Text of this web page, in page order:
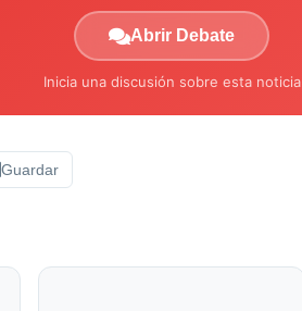
Abrir Debate
Inicia una discusión sobre esta noticia
Guardar